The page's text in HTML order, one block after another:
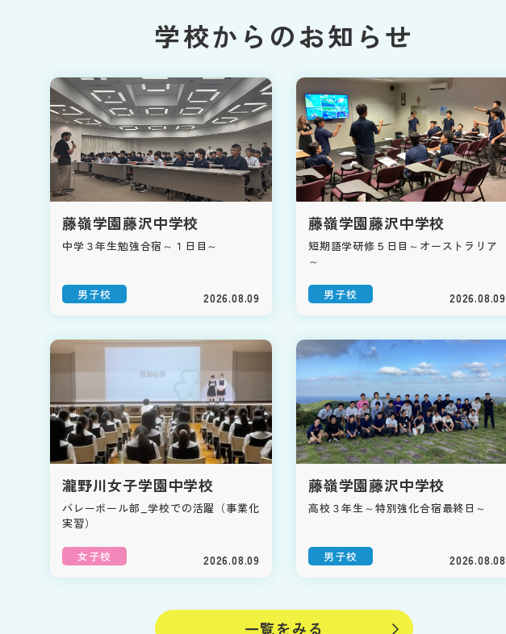
学校からのお知らせ
藤嶺学園藤沢中学校
中学３年生勉強合宿～１日目～
男子校 2026.08.09
藤嶺学園藤沢中学校
短期語学研修５日目～オーストラリア
～
男子校 2026.08.09
瀧野川女子学園中学校
バレーボール部_学校での活躍（事業化
実習）
女子校 2026.08.09
藤嶺学園藤沢中学校
高校３年生～特別強化合宿最終日～
男子校 2026.08.08
一覧をみる